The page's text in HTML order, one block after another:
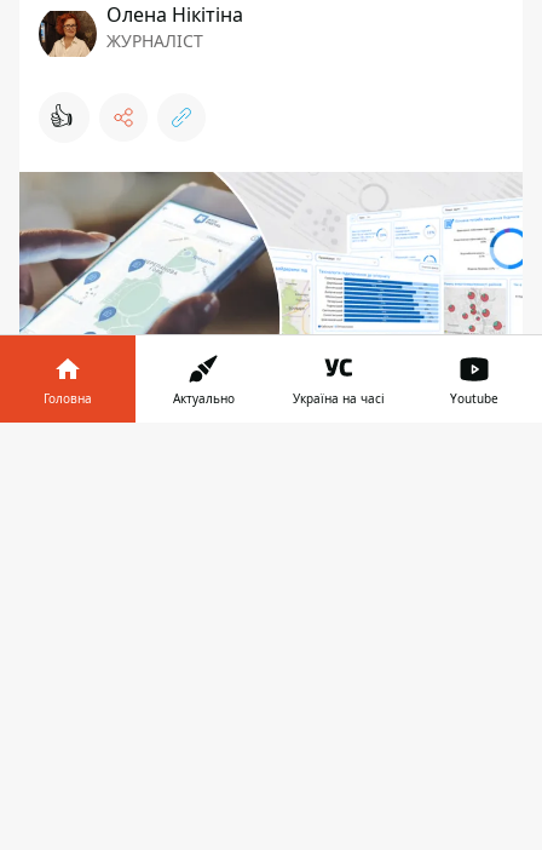
Олена Нікітіна
ЖУРНАЛІСТ
👍
Головна Актуально Україна на часі Youtube